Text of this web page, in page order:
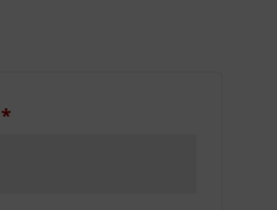
*Obligatoire